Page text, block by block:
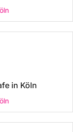
in Köln